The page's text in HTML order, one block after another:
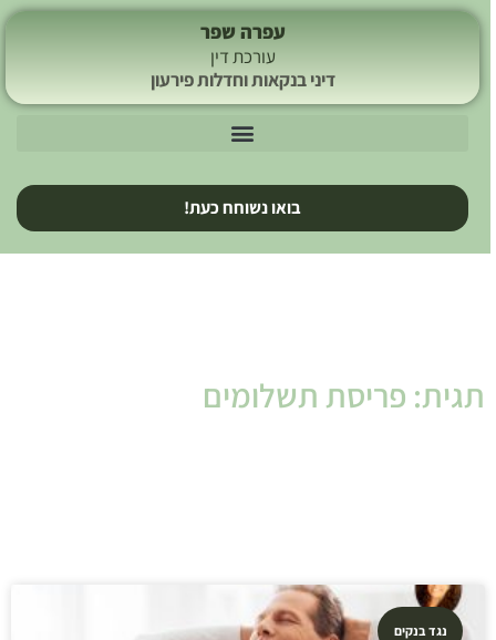
עפרה שפר
עורכת דין
דיני בנקאות וחדלות פירעון
בואו נשוחח כעת!
תגית: פריסת תשלומים
נגד בנקים